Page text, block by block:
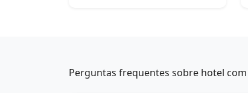
Perguntas frequentes sobre hotel